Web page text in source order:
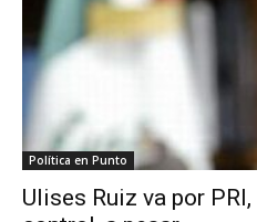
Política en Punto
Ulises Ruiz va por